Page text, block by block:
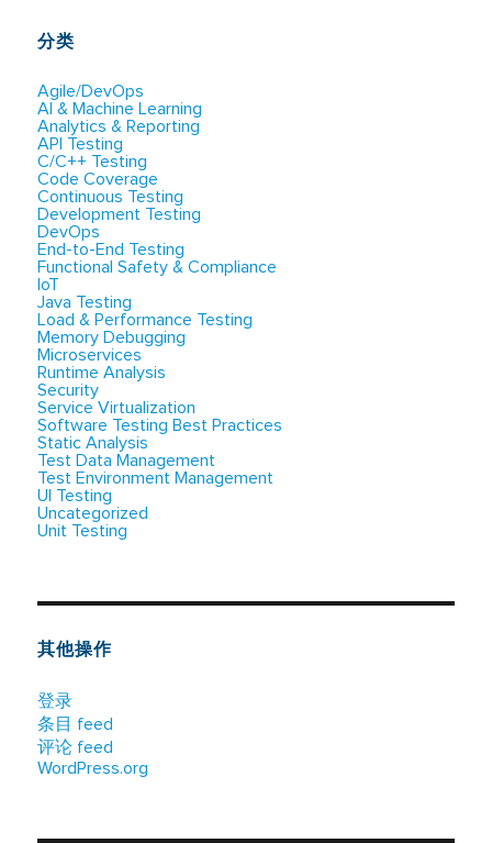
分类
Agile/DevOps
AI & Machine Learning
Analytics & Reporting
API Testing
C/C++ Testing
Code Coverage
Continuous Testing
Development Testing
DevOps
End-to-End Testing
Functional Safety & Compliance
IoT
Java Testing
Load & Performance Testing
Memory Debugging
Microservices
Runtime Analysis
Security
Service Virtualization
Software Testing Best Practices
Static Analysis
Test Data Management
Test Environment Management
UI Testing
Uncategorized
Unit Testing
其他操作
登录
条目 feed
评论 feed
WordPress.org